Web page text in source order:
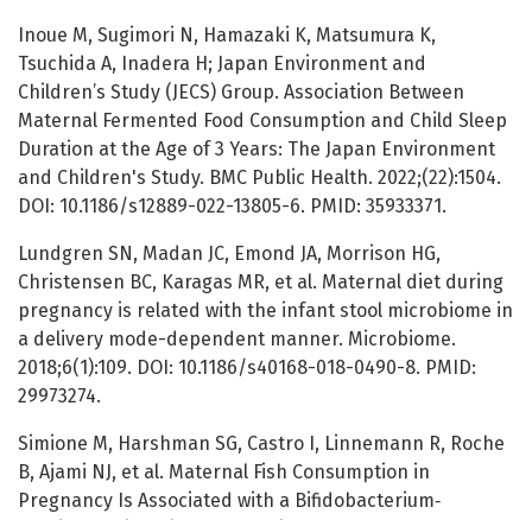
Inoue M, Sugimori N, Hamazaki K, Matsumura K,
Tsuchida A, Inadera H; Japan Environment and
Children’s Study (JECS) Group. Association Between
Maternal Fermented Food Consumption and Child Sleep
Duration at the Age of 3 Years: The Japan Environment
and Children's Study. BMC Public Health. 2022;(22):1504.
DOI: 10.1186/s12889-022-13805-6. PMID: 35933371.
Lundgren SN, Madan JC, Emond JA, Morrison HG,
Christensen BC, Karagas MR, et al. Maternal diet during
pregnancy is related with the infant stool microbiome in
a delivery mode-dependent manner. Microbiome.
2018;6(1):109. DOI: 10.1186/s40168-018-0490-8. PMID:
29973274.
Simione M, Harshman SG, Castro I, Linnemann R, Roche
B, Ajami NJ, et al. Maternal Fish Consumption in
Pregnancy Is Associated with a Bifidobacterium‐